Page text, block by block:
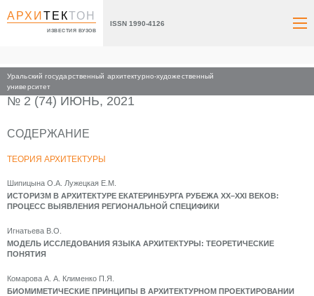
АРХИТЕКТОН
ИЗВЕСТИЯ ВУЗОВ
ISSN 1990-4126
Уральский государственный архитектурно-художественный
университет
Главная Архив номеров 2021
№ 2 (74) ИЮНЬ, 2021
СОДЕРЖАНИЕ
ТЕОРИЯ АРХИТЕКТУРЫ
Шипицына О.А. Лужецкая Е.М.
ИСТОРИЗМ В АРХИТЕКТУРЕ ЕКАТЕРИНБУРГА РУБЕЖА XX–XXI ВЕКОВ:
ПРОЦЕСС ВЫЯВЛЕНИЯ РЕГИОНАЛЬНОЙ СПЕЦИФИКИ
Игнатьева В.О.
МОДЕЛЬ ИССЛЕДОВАНИЯ ЯЗЫКА АРХИТЕКТУРЫ: ТЕОРЕТИЧЕСКИЕ
ПОНЯТИЯ
Комарова А. А. Клименко П.Я.
БИОМИМЕТИЧЕСКИЕ ПРИНЦИПЫ В АРХИТЕКТУРНОМ ПРОЕКТИРОВАНИИ